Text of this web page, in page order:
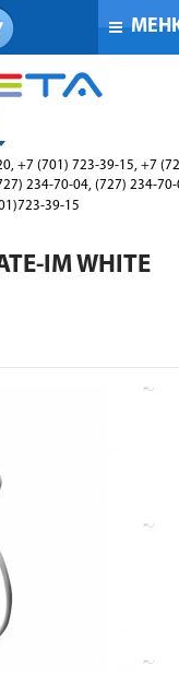
+7 (701) 723-39-15, +7
234-70-04, (727) 234-
39-15
IM WHITE